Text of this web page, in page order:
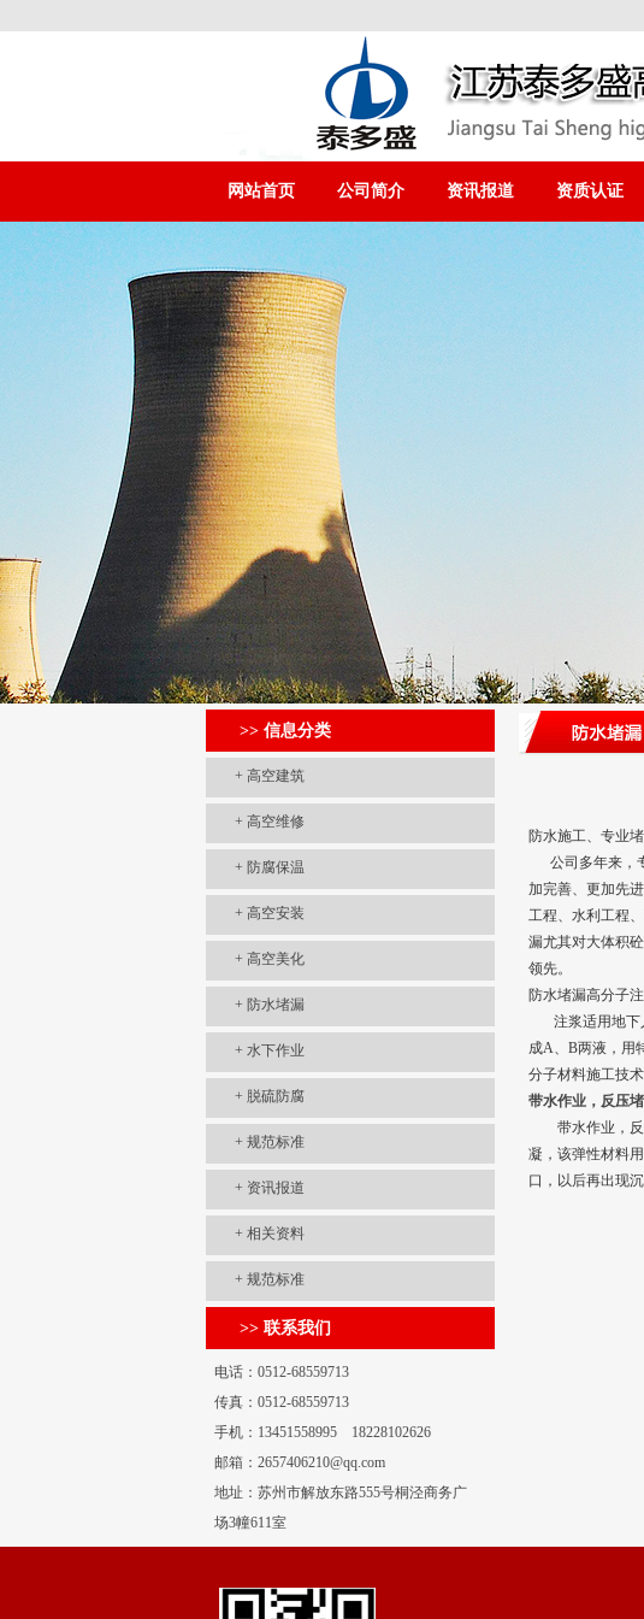
网站首页 公司简介 资讯报道 资质认证
>> 信息分类
+ 高空建筑
+ 高空维修
+ 防腐保温
+ 高空安装
+ 高空美化
+ 防水堵漏
+ 水下作业
+ 脱硫防腐
+ 规范标准
+ 资讯报道
+ 相关资料
+ 规范标准
>> 联系我们
电话：0512-68559713
传真：0512-68559713
手机：13451558995 18228102626
邮箱：2657406210@qq.com
地址：苏州市解放东路555号桐泾商务广
场3幢611室
防水施工、专业堵
公司多年来，
加完善、更加先
工程、水利工程
漏尤其对大体积
领先。
防水堵漏高分子
注浆适用地下
成A、B两液，用
分子材料施工技术
带水作业，反压
带水作业，反
凝，该弹性材料
口，以后再出现